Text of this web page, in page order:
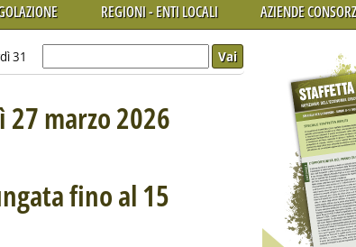
REGIONI - ENTI LOCALI AZIENDE
31
marzo 2026
fino al 15
dei dati in materia di qualità contrattuale e tecnica del servizio di gestione dei